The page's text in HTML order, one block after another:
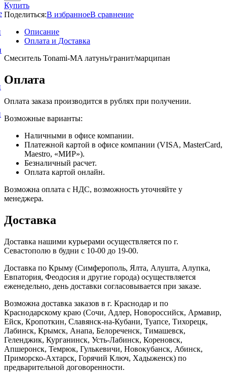
Купить
Поделиться:В избранноеВ сравнение
Описание
Оплата и Доставка
Смеситель Tonami-MA латунь/гранит/марципан
Оплата
Оплата заказа производится в рублях при получении.
Возможные варианты:
Наличными в офисе компании.
Платежной картой в офисе компании (VISA, MasterCard,
Maestro, «МИР»).
Безналичный расчет.
Оплата картой онлайн.
Возможна оплата с НДС, возможность уточняйте у
менеджера.
Доставка
Доставка нашими курьерами осуществляется по г.
Севастополю в будни с 10-00 до 19-00.
Доставка по Крыму (Симферополь, Ялта, Алушта, Алупка,
Евпатория, Феодосия и другие города) осуществляется
еженедельно, день доставки согласовывается при заказе.
Возможна доставка заказов в г. Краснодар и по
Краснодарскому краю (Сочи, Адлер, Новороссийск, Армавир,
Ейск, Кропоткин, Славянск-на-Кубани, Туапсе, Тихорецк,
Лабинск, Крымск, Анапа, Белореченск, Тимашевск,
Геленджик, Курганинск, Усть-Лабинск, Кореновск,
Апшеронск, Темрюк, Гулькевичи, Новокубанск, Абинск,
Приморско-Ахтарск, Горячий Ключ, Хадыженск) по
предварительной договоренности.